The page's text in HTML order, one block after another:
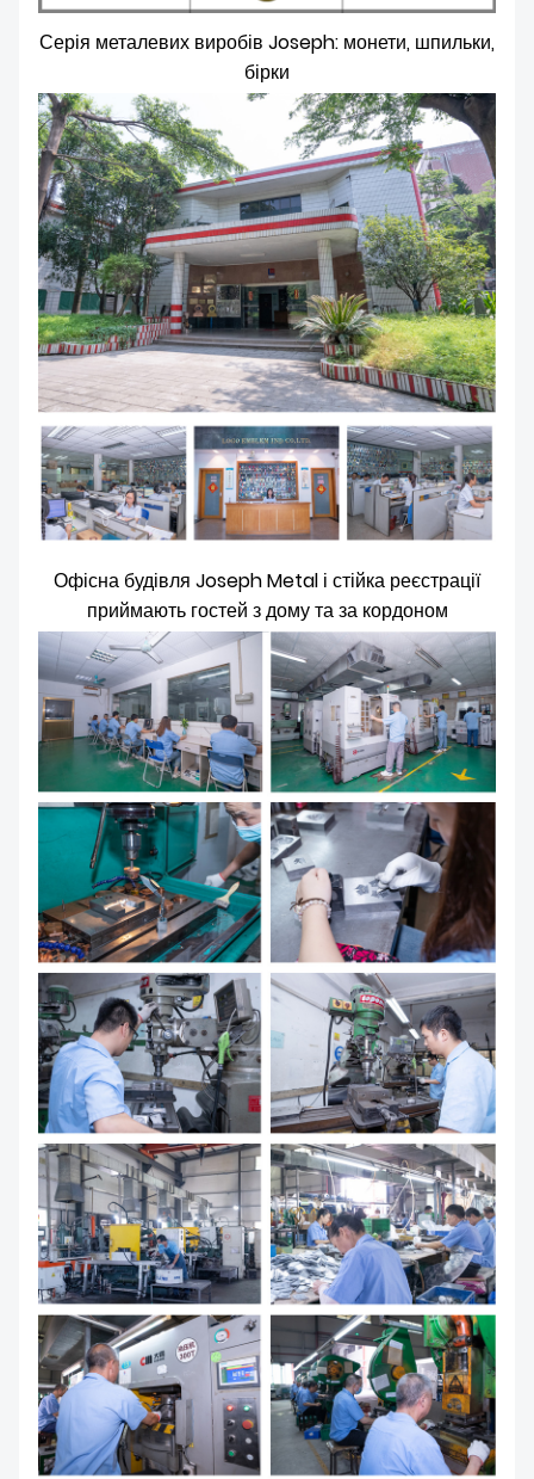
Серія металевих виробів Joseph: монети, шпильки,
бірки
Офісна будівля Joseph Metal і стійка реєстрації
приймають гостей з дому та за кордоном